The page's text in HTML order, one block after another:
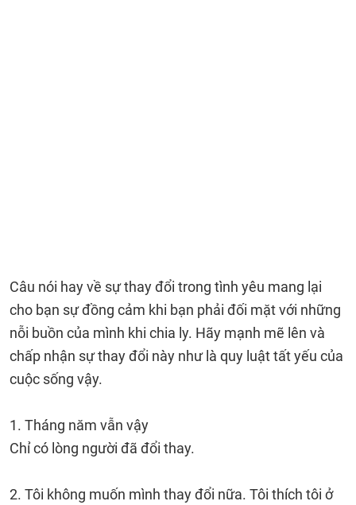
Câu nói hay về sự thay đổi trong tình yêu mang lại
cho bạn sự đồng cảm khi bạn phải đối mặt với những
nỗi buồn của mình khi chia ly. Hãy mạnh mẽ lên và
chấp nhận sự thay đổi này như là quy luật tất yếu của
cuộc sống vậy.
1. Tháng năm vẫn vậy
Chỉ có lòng người đã đổi thay.
2. Tôi không muốn mình thay đổi nữa. Tôi thích tôi ở